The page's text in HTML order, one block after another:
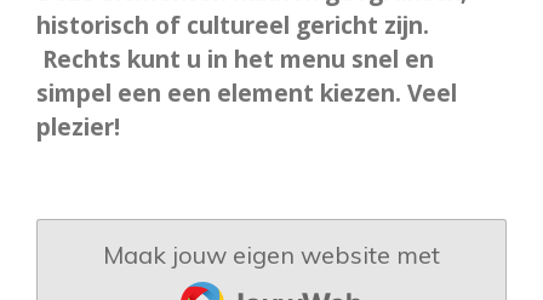
historisch of cultureel gericht zijn.
Rechts kunt u in het menu snel en
simpel een een element kiezen. Veel
plezier!
Maak jouw eigen website met
JouwWeb